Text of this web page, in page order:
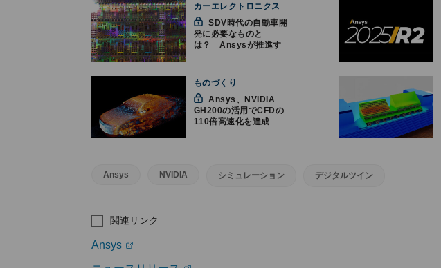
カーエレクトロニクス
SDV時代の自動車開
発に必要なものと
は？ Ansysが推進す
ものづくり
Ansys、NVIDIA
GH200の活用でCFDの
110倍高速化を達成
Ansys NVIDIA シミュレーション デジタルツイン
関連リンク
Ansys